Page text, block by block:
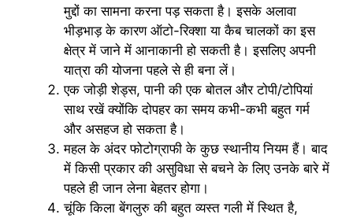
मुद्दों का सामना करना पड़ सकता है। इसके अलावा
भीड़भाड़ के कारण ऑटो-रिक्शा या कैब चालकों का इस
क्षेत्र में जाने में आनाकानी हो सकती है। इसलिए अपनी
यात्रा की योजना पहले से ही बना लें।
एक जोड़ी शेड्स, पानी की एक बोतल और टोपी/टोपियां
साथ रखें क्योंकि दोपहर का समय कभी-कभी बहुत गर्म
और असहज हो सकता है।
महल के अंदर फोटोग्राफी के कुछ स्थानीय नियम हैं। बाद
में किसी प्रकार की असुविधा से बचने के लिए उनके बारे में
पहले ही जान लेना बेहतर होगा।
चूंकि किला बेंगलुरु की बहुत व्यस्त गली में स्थित है,